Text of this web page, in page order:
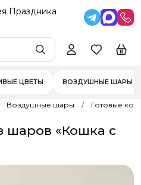
ЦВЕТЫ ВОЗДУШНЫЕ ШАРЫ
Воздушные шары Готовые
шаров «Кошка с